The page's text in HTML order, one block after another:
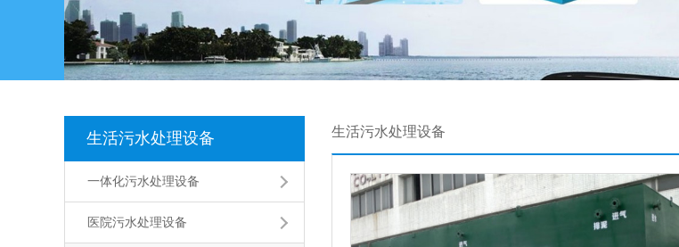
生活污水处理设备
一体化污水处理设备
医院污水处理设备
生活污水处理设备